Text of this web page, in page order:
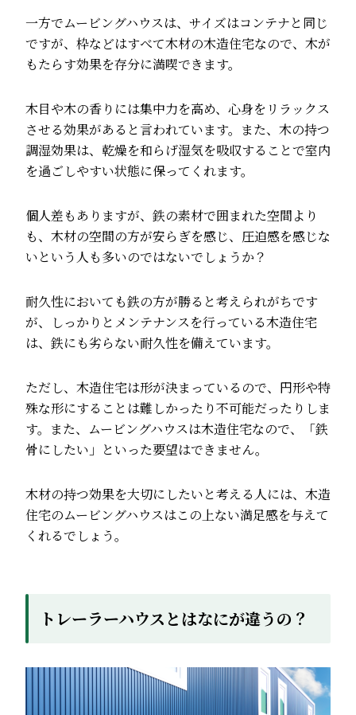
一方でムービングハウスは、サイズはコンテナと同じ
ですが、枠などはすべて木材の木造住宅なので、木が
もたらす効果を存分に満喫できます。
木目や木の香りには集中力を高め、心身をリラックス
させる効果があると言われています。また、木の持つ
調湿効果は、乾燥を和らげ湿気を吸収することで室内
を過ごしやすい状態に保ってくれます。
個人差もありますが、鉄の素材で囲まれた空間より
も、木材の空間の方が安らぎを感じ、圧迫感を感じな
いという人も多いのではないでしょうか？
耐久性においても鉄の方が勝ると考えられがちです
が、しっかりとメンテナンスを行っている木造住宅
は、鉄にも劣らない耐久性を備えています。
ただし、木造住宅は形が決まっているので、円形や特
殊な形にすることは難しかったり不可能だったりしま
す。また、ムービングハウスは木造住宅なので、「鉄
骨にしたい」といった要望はできません。
木材の持つ効果を大切にしたいと考える人には、木造
住宅のムービングハウスはこの上ない満足感を与えて
くれるでしょう。
トレーラーハウスとはなにが違うの？